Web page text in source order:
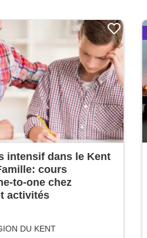
intensif dans le Kent
cours
to-one chez
activités
DU KENT